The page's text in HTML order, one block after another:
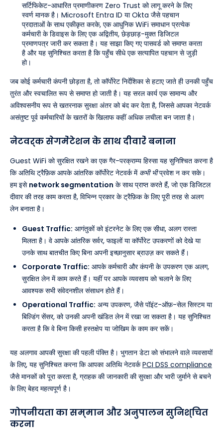
सर्टिफिकेट-आधारित प्रमाणीकरण Zero Trust को लागू करने के लिए
स्वर्ण मानक है। Microsoft Entra ID या Okta जैसे पहचान
प्रदाताओं के साथ एकीकृत करके, एक आधुनिक WiFi समाधान प्रत्येक
कर्मचारी के डिवाइस के लिए एक अद्वितीय, छेड़छाड़-मुक्त डिजिटल
प्रमाणपत्र जारी कर सकता है। यह साझा किए गए पासवर्ड को समाप्त करता
है और यह सुनिश्चित करता है कि पहुँच सीधे एक सत्यापित पहचान से जुड़ी
हो।
जब कोई कर्मचारी कंपनी छोड़ता है, तो कॉर्पोरेट निर्देशिका से हटाए जाते ही उनकी पहुँच
तुरंत और स्वचालित रूप से समाप्त हो जाती है। यह सरल कार्य एक सामान्य और
अविश्वसनीय रूप से खतरनाक सुरक्षा अंतर को बंद कर देता है, जिससे आपका नेटवर्क
असंतुष्ट पूर्व कर्मचारियों के खतरों के खिलाफ कहीं अधिक लचीला बन जाता है।
नेटवर्क सेगमेंटेशन के साथ दीवारें बनाना
Guest WiFi को सुरक्षित रखने का एक गैर-परक्राम्य हिस्सा यह सुनिश्चित करना है
कि अतिथि ट्रैफ़िक आपके आंतरिक कॉर्पोरेट नेटवर्क में कभी भीप्रवेश न कर सके।
हम इसे network segmentation के साथ प्राप्त करते हैं, जो एक डिजिटल
दीवार की तरह काम करता है, विभिन्न प्रकार के ट्रैफ़िक के लिए पूरी तरह से अलग
लेन बनाता है।
Guest Traffic: आगंतुकों को इंटरनेट के लिए एक सीधा, अलग रास्ता
मिलता है। वे आपके आंतरिक सर्वर, फाइलों या कॉर्पोरेट उपकरणों को देखे या
उनके साथ बातचीत किए बिना अपनी इच्छानुसार ब्राउज़ कर सकते हैं।
Corporate Traffic: आपके कर्मचारी और कंपनी के उपकरण एक अलग,
सुरक्षित लेन में काम करते हैं। यहीं पर आपके व्यवसाय को चलाने के लिए
आवश्यक सभी संवेदनशील संसाधन होते हैं।
Operational Traffic: अन्य उपकरण, जैसे पॉइंट-ऑफ़-सेल सिस्टम या
बिल्डिंग सेंसर, को उनकी अपनी खंडित लेन में रखा जा सकता है। यह सुनिश्चित
करता है कि वे बिना किसी हस्तक्षेप या जोखिम के काम कर सकें।
यह अलगाव आपकी सुरक्षा की पहली पंक्ति है। भुगतान डेटा को संभालने वाले व्यवसायों
के लिए, यह सुनिश्चित करना कि आपका अतिथि नेटवर्कPCI DSS compliance
जैसे मानकों को पूरा करता है, ग्राहक की जानकारी की सुरक्षा और भारी जुर्माने से बचने
के लिए बेहद महत्वपूर्ण है।
गोपनीयता का सम्मान और अनुपालन सुनिश्चित
करना